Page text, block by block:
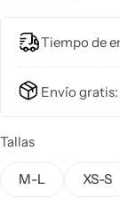
gran altura
con el sujetador y
Tiempo de
Envío gratis:
Tallas
M-L XS-S